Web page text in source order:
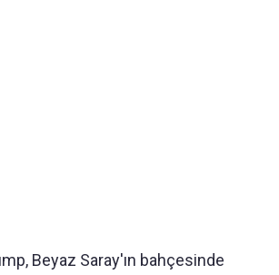
Beyaz Saray'ın bahçesinde